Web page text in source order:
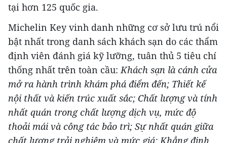
tại hơn 125 quốc gia.
Michelin Key vinh danh những cơ sở lưu trú nổi
bật nhất trong danh sách khách sạn do các thẩm
định viên đánh giá kỹ lưỡng, tuân thủ 5 tiêu chí
thống nhất trên toàn cầu:Khách sạn là cánh cửa
mở ra hành trình khám phá điểm đến; Thiết kế
nội thất và kiến trúc xuất sắc; Chất lượng và tính
nhất quán trong chất lượng dịch vụ, mức độ
thoải mái và công tác bảo trì; Sự nhất quán giữa